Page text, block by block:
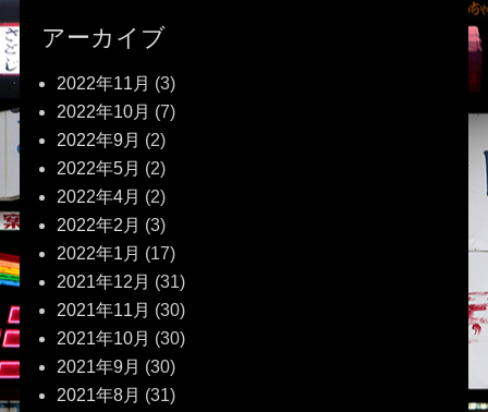
アーカイブ
2022年11月 (3)
2022年10月 (7)
2022年9月 (2)
2022年5月 (2)
2022年4月 (2)
2022年2月 (3)
2022年1月 (17)
2021年12月 (31)
2021年11月 (30)
2021年10月 (30)
2021年9月 (30)
2021年8月 (31)